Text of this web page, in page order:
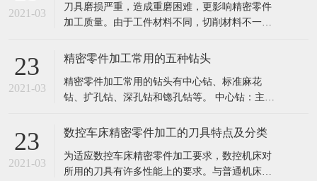
对于位置精度要求较高的孔系加工，特别要注意
孔的加工顺序的安排，避免将坐标轴的方
2021-03
刀具磨损严重，造成重磨困难，更影响精密零件
加工质量。由于工件材料不同，切削材料不一
刀面磨损 后刀磨损只磨损部位主要发生在后刀面
示磨损量，这种磨损一般是在切削脆性金属或以
较低的切削速度和较小的
23
2021-03
精密零件加工常用的五种钻头
精密零件加工常用的钻头有中心钻、标准麻花
钻、扩孔钻、深孔钻和锪孔钻等。 中心钻：主要
中心钻钻孔时，应选取较高的转速。 标准麻花
辅助切削刃，一个凿子刃和两个螺旋槽。由于没
有用于引导钻模的固定装置，加工中心
23
2021-03
数控车床精密零件加工的刀具特点及分类
为适应数控车床精密零件加工要求，数控机床对
所用的刀具有许多性能上的要求。与普通机床的